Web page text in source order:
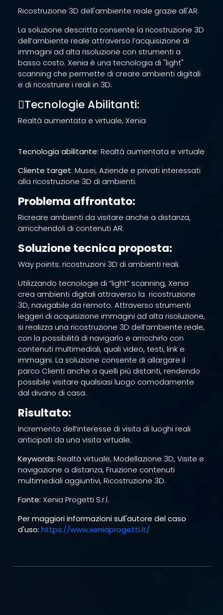
Ricostruzione 3D dell'ambiente reale grazie all'AR.
La soluzione descritta consente la ricostruzione 3D
dell’ambiente reale attraverso l’acquisizione di
immagini ad alta risoluzione con strumenti a
basso costo. Xenia è una tecnologia di "light"
scanning che permette di creare ambienti digitali
e di ricostruire i reali in 3D.
Tecnologie Abilitanti:
Realtà aumentata e virtuale, Xenia
Tecnologia abilitante: Realtà aumentata e virtuale
Cliente target: Musei, Aziende e privati interessati
alla ricostruzione 3D di ambienti.
Problema affrontato:
Ricreare ambienti da visitare anche a distanza,
arricchendoli di contenuti AR.
Soluzione tecnica proposta:
Way points: ricostruzioni 3D di ambienti reali.
Utilizzando tecnologie di “light” scanning, Xenia
crea ambienti digitali attraverso la ricostruzione
3D, navigabile da remoto. Attraverso strumenti
leggeri di acquisizione immagini ad alta risoluzione,
si realizza una ricostruzione 3D dell’ambiente reale,
con la possibilità di navigarlo e arricchirlo con
contenuti multimediali, quali video, testi, link e
immagini. La soluzione consente di allargare il
parco Clienti anche a quelli più distanti, rendendo
possibile visitare qualsiasi luogo comodamente
dal divano di casa.
Risultato:
Incremento dell’interesse di visita di luoghi reali
anticipati da una visita virtuale.
Keywords: Realtà virtuale, Modellazione 3D, Visite e
navigazione a distanza, Fruizione contenuti
multimediali aggiuntivi, Ricostruzione 3D.
Fonte: Xenia Progetti S.r.l.
Per maggiori informazioni sull'autore del caso
d'uso: https://www.xeniaprogetti.it/